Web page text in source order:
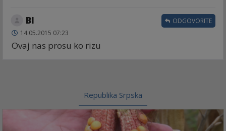
Bl
14.05.2015 07:23
Ovaj nas prosu ko rizu
ODGOVORITE
Republika Srpska